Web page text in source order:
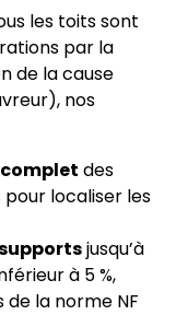
les toits sont
par la
de la cause
nos
des
localiser les
jusqu’à
à 5 %,
la norme NF